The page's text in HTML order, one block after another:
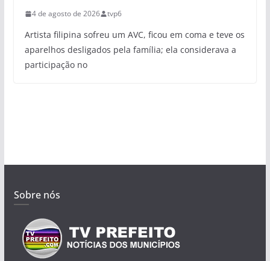
4 de agosto de 2026 tvp6
Artista filipina sofreu um AVC, ficou em coma e teve os
aparelhos desligados pela família; ela considerava a
participação no
Sobre nós